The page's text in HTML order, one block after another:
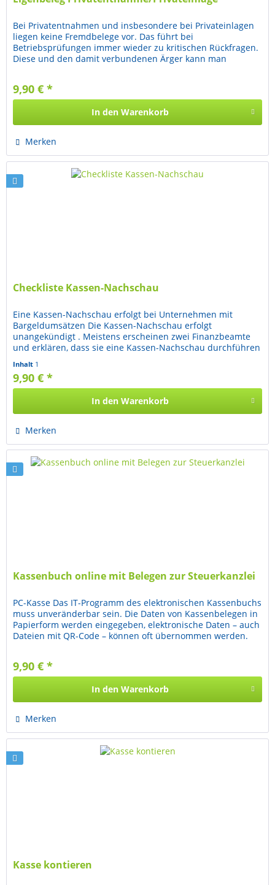
Bei Privatentnahmen und insbesondere bei Privateinlagen
liegen keine Fremdbelege vor. Das führt bei
Betriebsprüfungen immer wieder zu kritischen Rückfragen.
Diese und den damit verbundenen Ärger kann man
9,90 € *
In den Warenkorb
Merken
Checkliste Kassen-Nachschau
Eine Kassen-Nachschau erfolgt bei Unternehmen mit
Bargeldumsätzen Die Kassen-Nachschau erfolgt
unangekündigt . Meistens erscheinen zwei Finanzbeamte
und erklären, dass sie eine Kassen-Nachschau durchführen
Inhalt 1
9,90 € *
In den Warenkorb
Merken
Kassenbuch online mit Belegen zur Steuerkanzlei
PC-Kasse Das IT-Programm des elektronischen Kassenbuchs
muss unveränderbar sein. Die Daten von Kassenbelegen in
Papierform werden eingegeben, elektronische Daten – auch
Dateien mit QR-Code – können oft übernommen werden.
9,90 € *
In den Warenkorb
Merken
Kasse kontieren